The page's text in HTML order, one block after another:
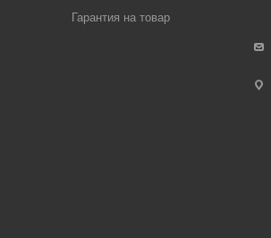
Гарантия на товар